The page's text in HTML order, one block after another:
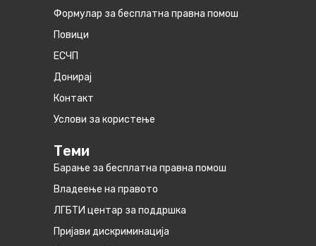
Формулар за бесплатна правна помош
Повици
ЕСЧП
Донирај
Контакт
Услови за користење
Теми
Барање за бесплатна правна помош
Владеење на правото
ЛГБТИ центар за поддршка
Пријави дискриминација